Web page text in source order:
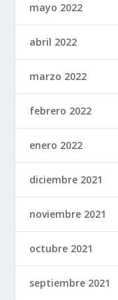
mayo 2022
abril 2022
marzo 2022
febrero 2022
enero 2022
diciembre 2021
noviembre 2021
octubre 2021
septiembre 2021